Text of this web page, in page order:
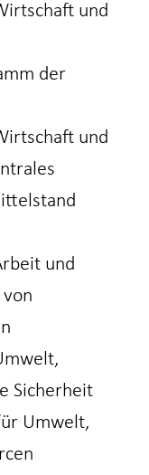
und
der
und
und
Sicherheit
Umwelt,